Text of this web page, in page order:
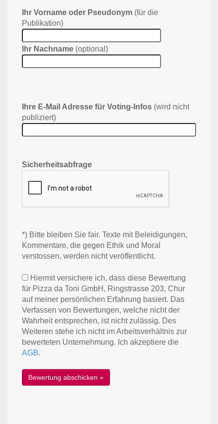
Ihr Vorname oder Pseudonym (für die
Publikation)
Ihr Nachname (optional)
Ihre E-Mail Adresse für Voting-Infos (wird nicht
publiziert)
Sicherheitsabfrage
*) Bitte bleiben Sie fair. Texte mit Beleidigungen,
Kommentare, die gegen Ethik und Moral
verstossen, werden nicht veröffentlicht.
Hiermit versichere ich, dass diese Bewertung
für Pizza da Toni GmbH, Ringstrasse 203, Chur
auf meiner persönlichen Erfahrung basiert. Das
Verfassen von Bewertungen, welche nicht der
Wahrheit entsprechen, ist nicht zulässig. Des
Weiteren stehe ich nicht im Arbeitsverhältnis zur
bewerteten Unternehmung. Ich akzeptiere die
AGB.